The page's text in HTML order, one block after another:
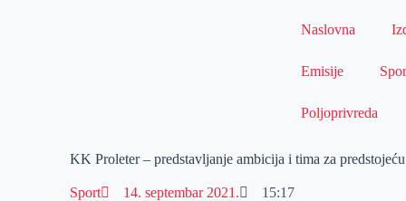
Naslovna
Emisije
Poljoprivreda
KK Proleter – predstavljanje ambicija i tima za predstojeću
Sport 14. septembar 2021. 15:17